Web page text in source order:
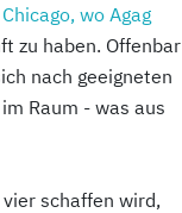
Chicago, wo Agag
zu haben. Offenbar
nach geeigneten
Raum - was aus
schaffen wird,